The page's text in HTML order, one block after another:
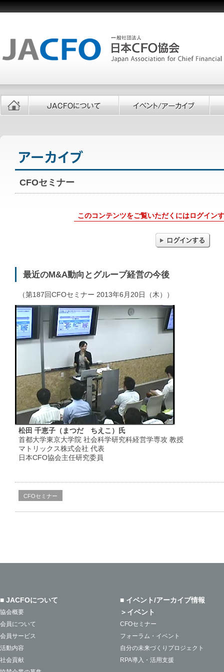
CFOセミナー
このコンテンツをご覧いただくにはログイン
最近のM&A動向とグループ経営の今後
（第187回CFOセミナー 2013年6月20日（木））
松田 千恵子（まつだ ちえこ）氏
首都大学東京大学院 社会科学研究科経営学専攻 教授
マトリックス株式会社 代表
日本CFO協会主任研究委員
CFOセミナー
■ JACFOについて
協会概要
会員について
会員サービス
活動内容
社会貢献
■ イベント/アーカイブ情報
＞イベント
CFOセミナー
フォーラム・イベント
自分の未来づくりプロジェクト
RPA導入・活用支援